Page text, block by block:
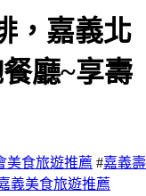
，嘉義北
廳~享壽
美食旅遊推薦 #嘉義壽
義美食旅遊推薦